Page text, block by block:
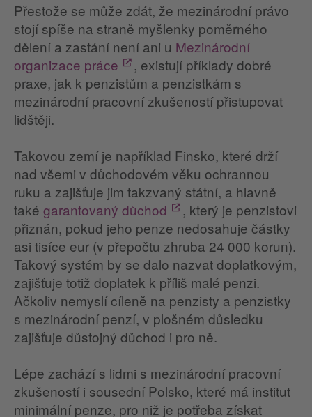
Přestože se může zdát, že mezinárodní právo
stojí spíše na straně myšlenky poměrného
dělení a zastání není ani u Mezinárodní
organizace práce
, existují příklady dobré
praxe, jak k penzistům a penzistkám s
mezinárodní pracovní zkušeností přistupovat
lidštěji.
Takovou zemí je například Finsko, které drží
nad všemi v důchodovém věku ochrannou
ruku a zajišťuje jim takzvaný státní, a hlavně
také garantovaný důchod
, který je penzistovi
přiznán, pokud jeho penze nedosahuje částky
asi tisíce eur (v přepočtu zhruba 24 000 korun).
Takový systém by se dalo nazvat doplatkovým,
zajišťuje totiž doplatek k příliš malé penzi.
Ačkoliv nemyslí cíleně na penzisty a penzistky
s mezinárodní penzí, v plošném důsledku
zajišťuje důstojný důchod i pro ně.
Lépe zachází s lidmi s mezinárodní pracovní
zkušeností i sousední Polsko, které má institut
minimální penze, pro niž je potřeba získat